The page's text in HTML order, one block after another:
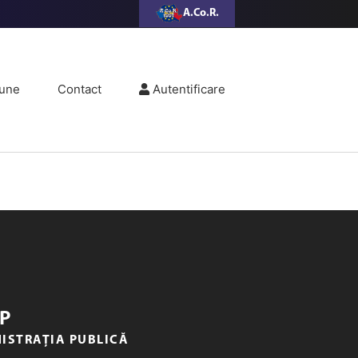
A.Co.R.
Contact Autentificare
PUBLICĂ